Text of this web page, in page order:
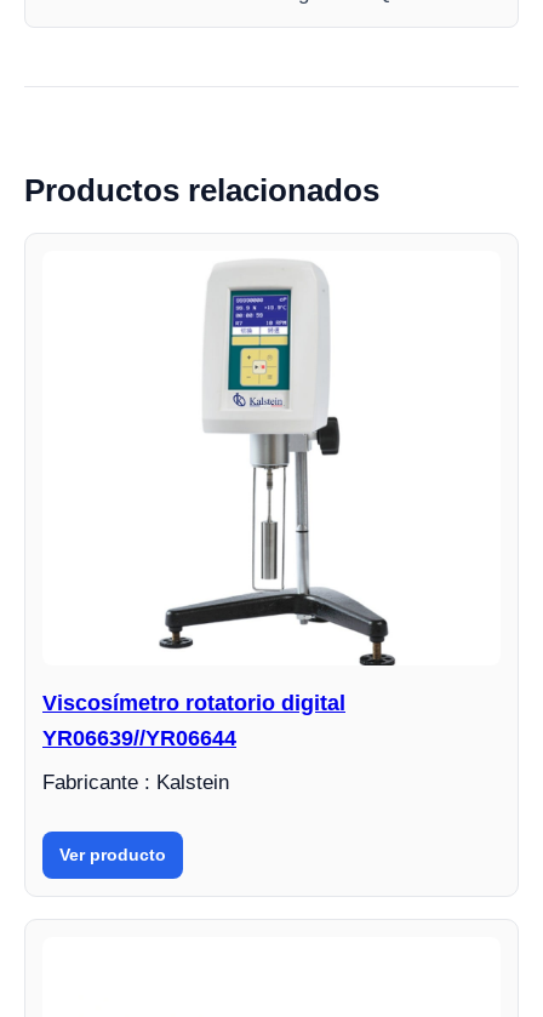
Productos relacionados
Viscosímetro rotatorio digital
YR06639//YR06644
Fabricante : Kalstein
Ver producto